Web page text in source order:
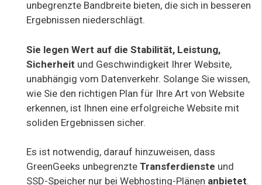
unbegrenzte Bandbreite bieten, die sich in besseren
Ergebnissen niederschlägt.
Sie legen Wert auf die Stabilität, Leistung,
Sicherheit und Geschwindigkeit Ihrer Website,
unabhängig vom Datenverkehr. Solange Sie wissen,
wie Sie den richtigen Plan für Ihre Art von Website
erkennen, ist Ihnen eine erfolgreiche Website mit
soliden Ergebnissen sicher.
Es ist notwendig, darauf hinzuweisen, dass
GreenGeeks unbegrenzte Transferdienste und
SSD-Speicher nur bei Webhosting-Plänen anbietet.